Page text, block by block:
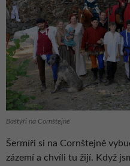
Baštýři na Cornštejně
Šermíři si na Cornštejně
zázemí a chvíli tu žijí. Když